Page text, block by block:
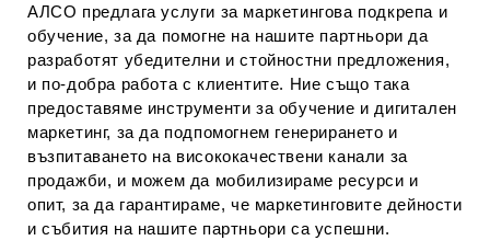
АЛСО предлага услуги за маркетингова подкрепа и
обучение, за да помогне на нашите партньори да
разработят убедителни и стойностни предложения,
и по-добра работа с клиентите. Ние също така
предоставяме инструменти за обучение и дигитален
маркетинг, за да подпомогнем генерирането и
възпитаването на висококачествени канали за
продажби, и можем да мобилизираме ресурси и
опит, за да гарантираме, че маркетинговите дейности
и събития на нашите партньори са успешни.